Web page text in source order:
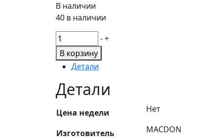
В наличии
40 в наличии
Количество
товара
Пружина
зам.
3875300
HA140
-+
В корзину
Детали
Детали
Цена недели Нет
Изготовитель MACDON